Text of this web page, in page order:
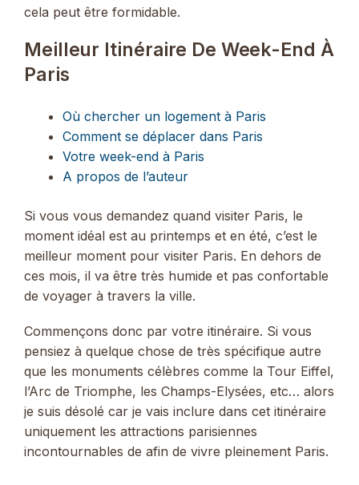
cela peut être formidable.
Meilleur Itinéraire De Week-End À
Paris
Où chercher un logement à Paris
Comment se déplacer dans Paris
Votre week-end à Paris
A propos de l’auteur
Si vous vous demandez quand visiter Paris, le
moment idéal est au printemps et en été, c’est le
meilleur moment pour visiter Paris. En dehors de
ces mois, il va être très humide et pas confortable
de voyager à travers la ville.
Commençons donc par votre itinéraire. Si vous
pensiez à quelque chose de très spécifique autre
que les monuments célèbres comme la Tour Eiffel,
l’Arc de Triomphe, les Champs-Elysées, etc… alors
je suis désolé car je vais inclure dans cet itinéraire
uniquement les attractions parisiennes
incontournables de afin de vivre pleinement Paris.